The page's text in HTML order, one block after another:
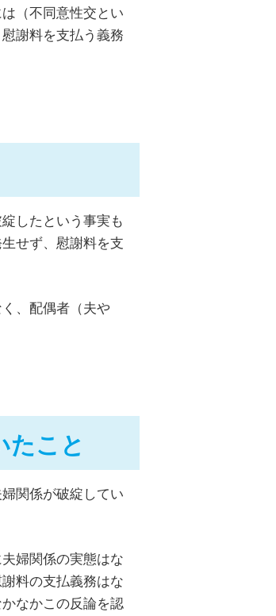
（不同意性交とい
謝料を支払う義務
したという事実も
せず、慰謝料を支
、配偶者（夫や
たこと
関係が破綻してい
婦関係の実態はな
料の支払義務はな
なかこの反論を認